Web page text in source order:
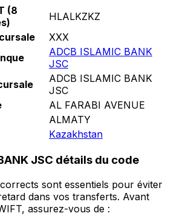
(8
HLALKZKZ
XXX
ADCB ISLAMIC BANK
JSC
ADCB ISLAMIC BANK
JSC
AL FARABI AVENUE
ALMATY
Kazakhstan
JSC détails du code
sont essentiels pour éviter
dans vos transferts. Avant
assurez-vous de :